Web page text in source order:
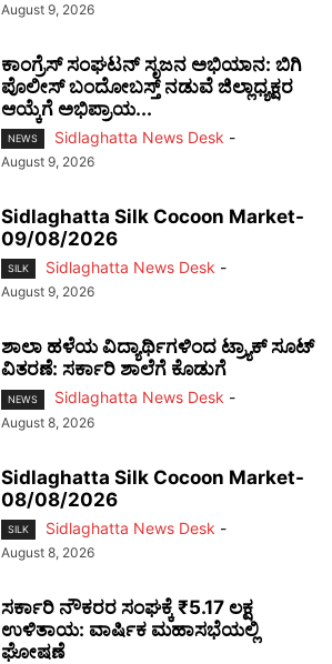
August 9, 2026
ಕಾಂಗ್ರೆಸ್ ಸಂಘಟನ್ ಸೃಜನ ಅಭಿಯಾನ: ಬಿಗಿ
ಪೊಲೀಸ್ ಬಂದೋಬಸ್ತ್ ನಡುವೆ ಜಿಲ್ಲಾಧ್ಯಕ್ಷರ
ಆಯ್ಕೆಗೆ ಅಭಿಪ್ರಾಯ...
NEWS Sidlaghatta News Desk -
August 9, 2026
Sidlaghatta Silk Cocoon Market-
09/08/2026
SILK Sidlaghatta News Desk -
August 9, 2026
ಶಾಲಾ ಹಳೆಯ ವಿದ್ಯಾರ್ಥಿಗಳಿಂದ ಟ್ರ್ಯಾಕ್‌ ಸೂಟ್
ವಿತರಣೆ: ಸರ್ಕಾರಿ ಶಾಲೆಗೆ ಕೊಡುಗೆ
NEWS Sidlaghatta News Desk -
August 8, 2026
Sidlaghatta Silk Cocoon Market-
08/08/2026
SILK Sidlaghatta News Desk -
August 8, 2026
ಸರ್ಕಾರಿ ನೌಕರರ ಸಂಘಕ್ಕೆ ₹5.17 ಲಕ್ಷ
ಉಳಿತಾಯ: ವಾರ್ಷಿಕ ಮಹಾಸಭೆಯಲ್ಲಿ
ಘೋಷಣೆ